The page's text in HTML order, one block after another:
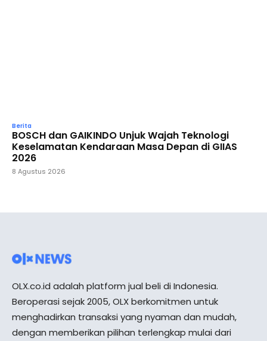
Berita
BOSCH dan GAIKINDO Unjuk Wajah Teknologi
Keselamatan Kendaraan Masa Depan di GIIAS
2026
8 Agustus 2026
OLX.co.id adalah platform jual beli di Indonesia.
Beroperasi sejak 2005, OLX berkomitmen untuk
menghadirkan transaksi yang nyaman dan mudah,
dengan memberikan pilihan terlengkap mulai dari